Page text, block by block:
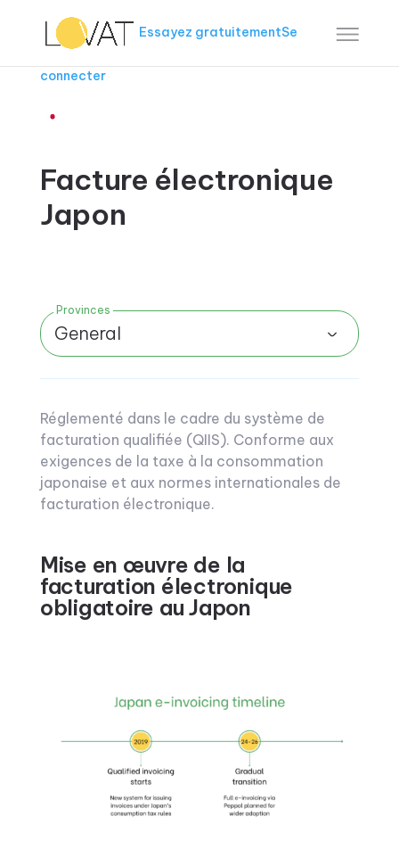
Essayez gratuitementSe
connecter
Facture électronique
Japon
Provinces
General
Réglementé dans le cadre du système de
facturation qualifiée (QIIS). Conforme aux
exigences de la taxe à la consommation
japonaise et aux normes internationales de
facturation électronique.
Mise en œuvre de la
facturation électronique
obligatoire au Japon